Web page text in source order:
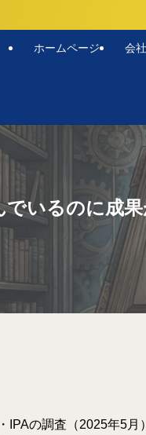
ホームページ 会
でいるのに成
IPAの調査（2025年5